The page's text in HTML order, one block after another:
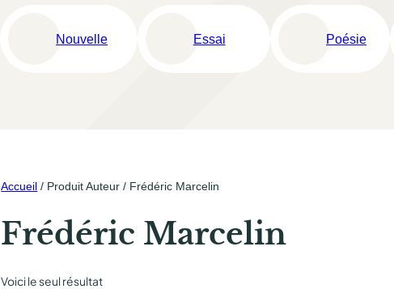
Nouvelle Essai Poésie
Accueil / Produit Auteur / Frédéric Marcelin
Frédéric Marcelin
Voici le seul résultat